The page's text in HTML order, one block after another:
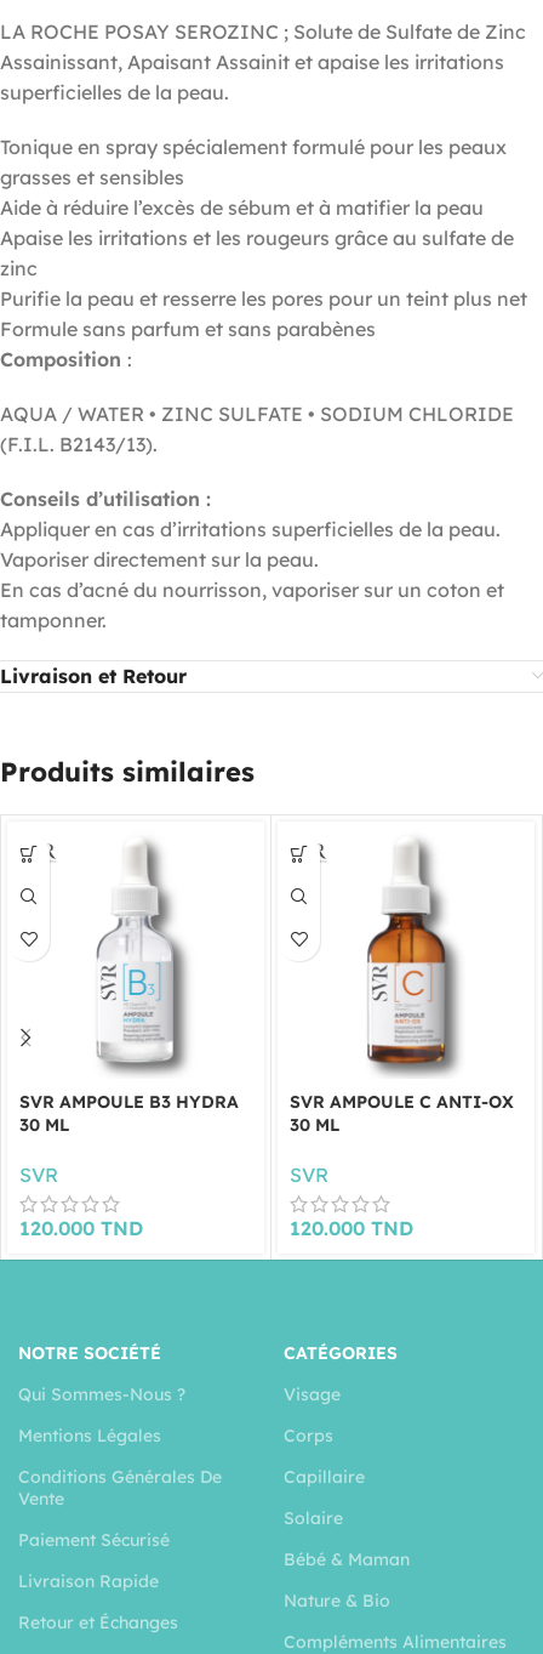
LA ROCHE POSAY SEROZINC ; Solute de Sulfate de Zinc
Assainissant, Apaisant Assainit et apaise les irritations
superficielles de la peau.
Tonique en spray spécialement formulé pour les peaux
grasses et sensibles
Aide à réduire l’excès de sébum et à matifier la peau
Apaise les irritations et les rougeurs grâce au sulfate de
zinc
Purifie la peau et resserre les pores pour un teint plus net
Formule sans parfum et sans parabènes
Composition :
AQUA / WATER • ZINC SULFATE • SODIUM CHLORIDE
(F.I.L. B2143/13).
Conseils d’utilisation :
Appliquer en cas d’irritations superficielles de la peau.
Vaporiser directement sur la peau.
En cas d’acné du nourrisson, vaporiser sur un coton et
tamponner.
Livraison et Retour
Produits similaires
SVR AMPOULE B3 HYDRA
30 ML
SVR
120.000 TND
SVR AMPOULE C ANTI-OX
30 ML
SVR
120.000 TND
NOTRE SOCIÉTÉ
Qui Sommes-Nous ?
Mentions Légales
Conditions Générales De
Vente
Paiement Sécurisé
Livraison Rapide
Retour et Échanges
CATÉGORIES
Visage
Corps
Capillaire
Solaire
Bébé & Maman
Nature & Bio
Compléments Alimentaires